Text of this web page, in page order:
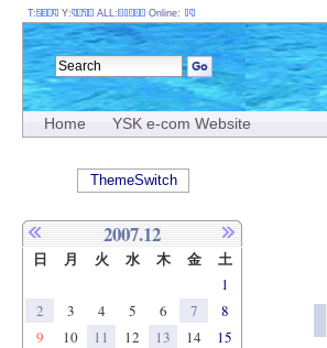
Home YSK e-com Website
T: Y: ALL: Online:
ThemeSwitch
2007.12
日 月 火 水 木 金 土
1
2
3 4 5 6 7
8
9
10 11 12 13 14
15